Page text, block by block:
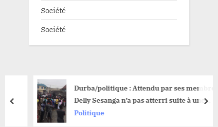
Société
Société
Durba/politique : Attendu par ses membres,
Delly Sesanga n’a pas atterri suite à une
désorganisation locale
Politique
prev